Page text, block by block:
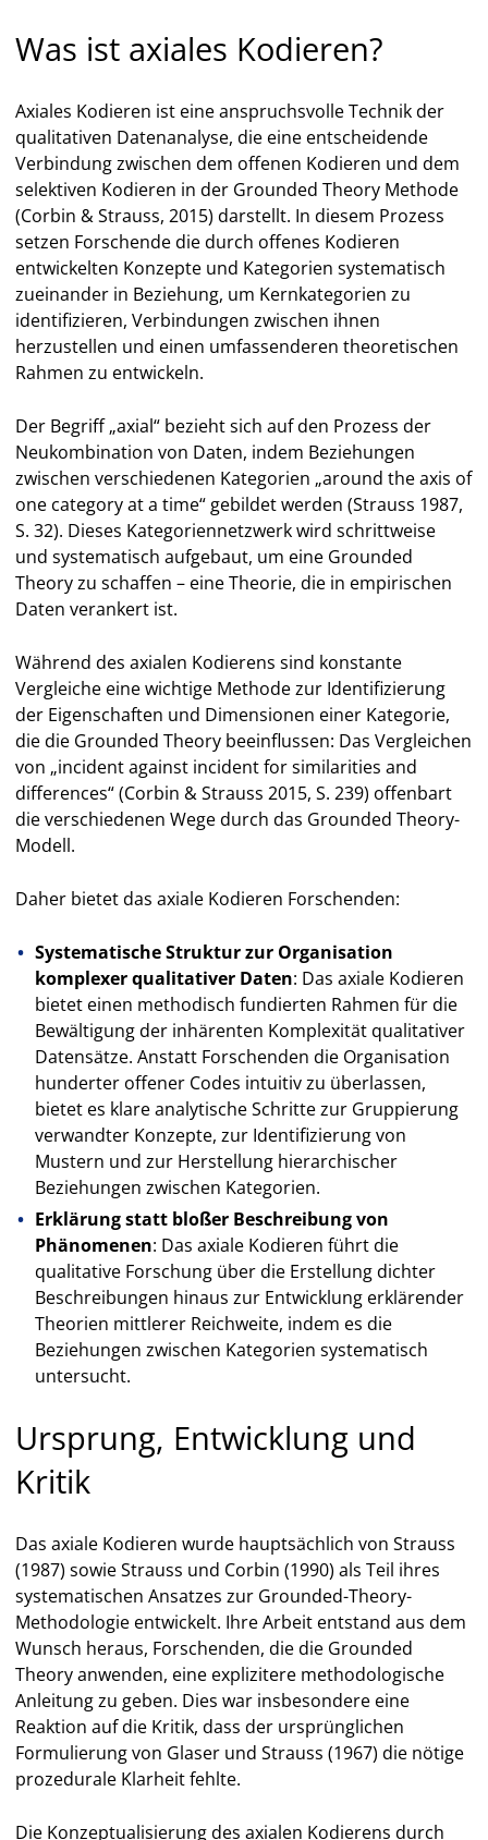
Was ist axiales Kodieren?
Axiales Kodieren ist eine anspruchsvolle Technik der
qualitativen Datenanalyse, die eine entscheidende
Verbindung zwischen dem offenen Kodieren und dem
selektiven Kodieren in der Grounded Theory Methode
(Corbin & Strauss, 2015) darstellt. In diesem Prozess
setzen Forschende die durch offenes Kodieren
entwickelten Konzepte und Kategorien systematisch
zueinander in Beziehung, um Kernkategorien zu
identifizieren, Verbindungen zwischen ihnen
herzustellen und einen umfassenderen theoretischen
Rahmen zu entwickeln.
Der Begriff „axial“ bezieht sich auf den Prozess der
Neukombination von Daten, indem Beziehungen
zwischen verschiedenen Kategorien „around the axis of
one category at a time“ gebildet werden (Strauss 1987,
S. 32). Dieses Kategoriennetzwerk wird schrittweise
und systematisch aufgebaut, um eine Grounded
Theory zu schaffen – eine Theorie, die in empirischen
Daten verankert ist.
Während des axialen Kodierens sind konstante
Vergleiche eine wichtige Methode zur Identifizierung
der Eigenschaften und Dimensionen einer Kategorie,
die die Grounded Theory beeinflussen: Das Vergleichen
von „incident against incident for similarities and
differences“ (Corbin & Strauss 2015, S. 239) offenbart
die verschiedenen Wege durch das Grounded Theory-
Modell.
Daher bietet das axiale Kodieren Forschenden:
Systematische Struktur zur Organisation
komplexer qualitativer Daten: Das axiale Kodieren
bietet einen methodisch fundierten Rahmen für die
Bewältigung der inhärenten Komplexität qualitativer
Datensätze. Anstatt Forschenden die Organisation
hunderter offener Codes intuitiv zu überlassen,
bietet es klare analytische Schritte zur Gruppierung
verwandter Konzepte, zur Identifizierung von
Mustern und zur Herstellung hierarchischer
Beziehungen zwischen Kategorien.
Erklärung statt bloßer Beschreibung von
Phänomenen: Das axiale Kodieren führt die
qualitative Forschung über die Erstellung dichter
Beschreibungen hinaus zur Entwicklung erklärender
Theorien mittlerer Reichweite, indem es die
Beziehungen zwischen Kategorien systematisch
untersucht.
Ursprung, Entwicklung und
Kritik
Das axiale Kodieren wurde hauptsächlich von Strauss
(1987) sowie Strauss und Corbin (1990) als Teil ihres
systematischen Ansatzes zur Grounded-Theory-
Methodologie entwickelt. Ihre Arbeit entstand aus dem
Wunsch heraus, Forschenden, die die Grounded
Theory anwenden, eine explizitere methodologische
Anleitung zu geben. Dies war insbesondere eine
Reaktion auf die Kritik, dass der ursprünglichen
Formulierung von Glaser und Strauss (1967) die nötige
prozedurale Klarheit fehlte.
Die Konzeptualisierung des axialen Kodierens durch